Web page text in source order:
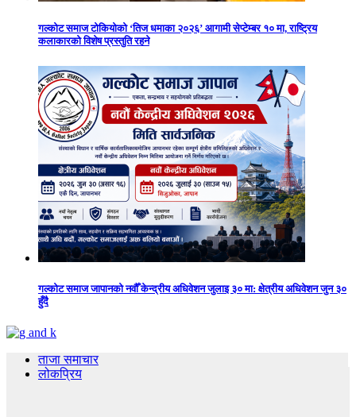
गल्कोट समाज टोकियोको ‘तिज धमाका २०२६’ आगामी सेप्टेम्बर १० मा, राष्ट्रिय
कलाकारको विशेष प्रस्तुति रहने
गल्कोट समाज जापानको नवौँ केन्द्रीय अधिवेशन जुलाइ ३० मा: क्षेत्रीय अधिवेशन जुन ३०
हुँदै
ताजा समाचार
लोकप्रिय